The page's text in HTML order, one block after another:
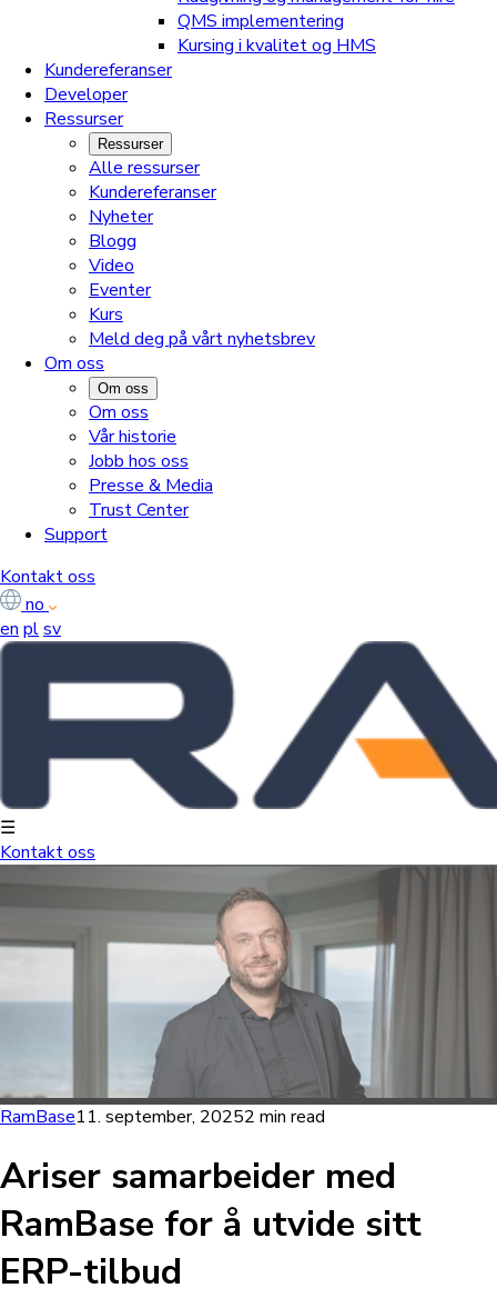
QMS implementering
Kursing i kvalitet og HMS
Kundereferanser
Developer
Ressurser
Ressurser
Alle ressurser
Kundereferanser
Nyheter
Blogg
Video
Eventer
Kurs
Meld deg på vårt nyhetsbrev
Om oss
Om oss
Om oss
Vår historie
Jobb hos oss
Presse & Media
Trust Center
Support
Kontakt oss
no
en plsv
☰
Kontakt oss
RamBase11. september, 20252 min read
Ariser samarbeider med
RamBase for å utvide sitt
ERP-tilbud